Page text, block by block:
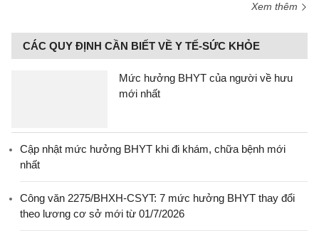
Xem thêm
CÁC QUY ĐỊNH CẦN BIẾT VỀ Y TẾ-SỨC KHỎE
Mức hưởng BHYT của người về hưu
mới nhất
Cập nhật mức hưởng BHYT khi đi khám, chữa bệnh mới
nhất
Công văn 2275/BHXH-CSYT: 7 mức hưởng BHYT thay đổi
theo lương cơ sở mới từ 01/7/2026